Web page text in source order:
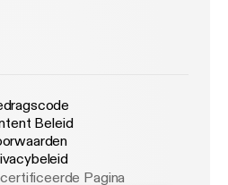
Beleid
Pagina